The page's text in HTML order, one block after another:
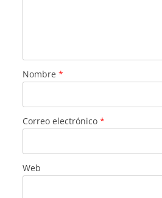
Nombre *
Correo electrónico *
Web